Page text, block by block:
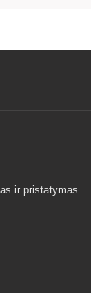
ir pristatymas